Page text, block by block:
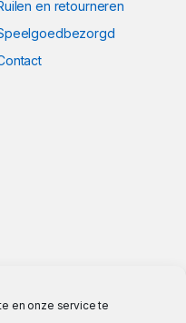
en onze service te
en retourneren